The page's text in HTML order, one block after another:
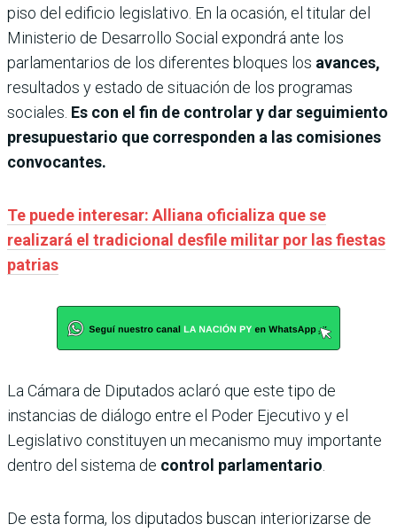
piso del edificio legislativo. En la ocasión, el titular del
Ministerio de Desarrollo Social expondrá ante los
parlamentarios de los diferentes bloques los avances,
resultados y estado de situación de los programas
sociales. Es con el fin de controlar y dar seguimiento
presupuestario que corresponden a las comisiones
convocantes.
Te puede interesar: Alliana oficializa que se
realizará el tradicional desfile militar por las fiestas
patrias
La Cámara de Diputados aclaró que este tipo de
instancias de diálogo entre el Poder Ejecutivo y el
Legislativo constituyen un mecanismo muy importante
dentro del sistema de control parlamentario
De esta forma, los diputados buscan interiorizarse de